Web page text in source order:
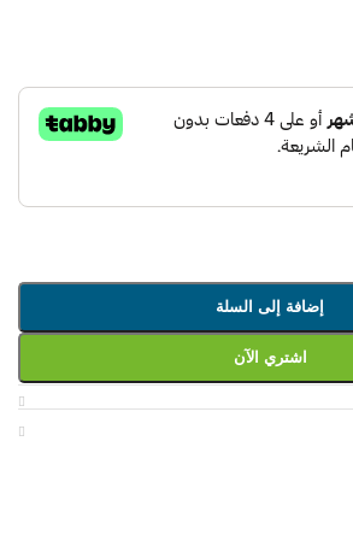
إضافة إلى السلة
اشتري الآن